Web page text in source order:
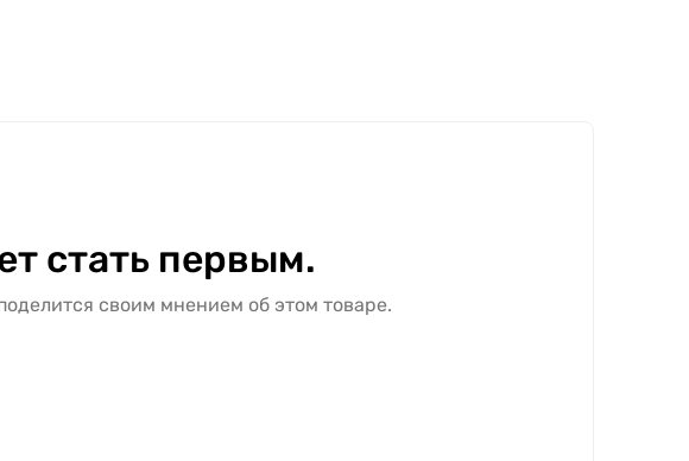
стать первым.
своим мнением об этом товаре.